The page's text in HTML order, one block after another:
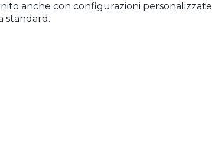
anche con configurazioni personalizzate
standard.